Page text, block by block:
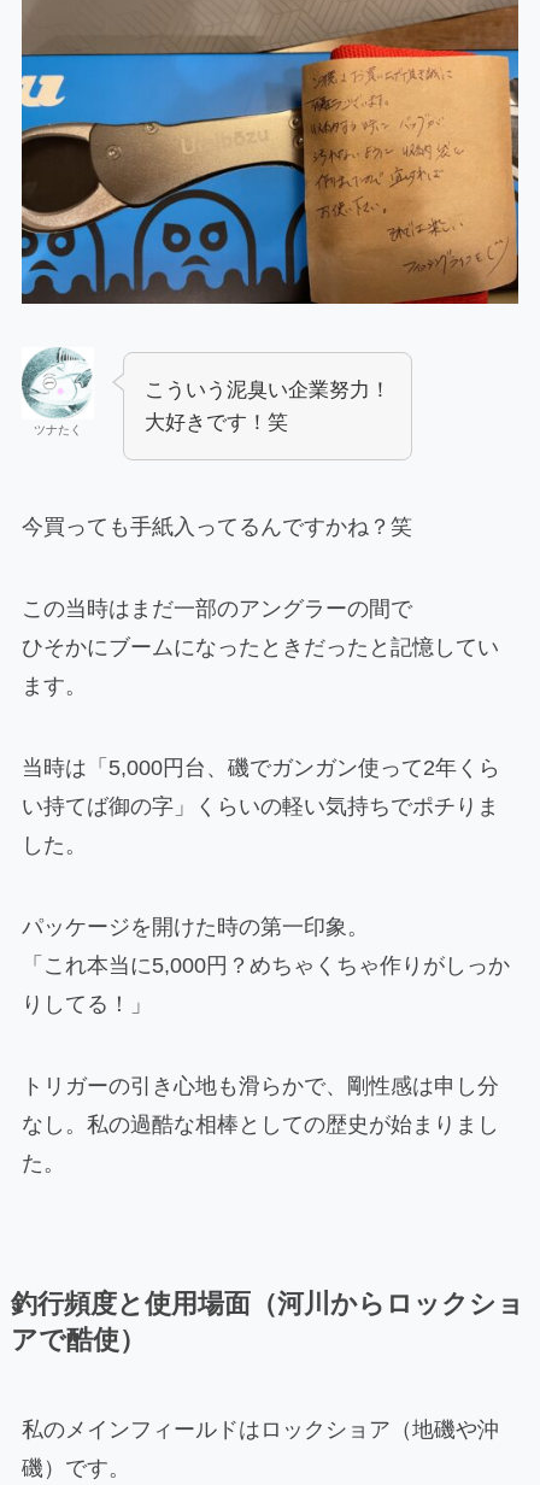
ツナたく
こういう泥臭い企業努力！
大好きです！笑
今買っても手紙入ってるんですかね？笑
この当時はまだ一部のアングラーの間で
ひそかにブームになったときだったと記憶してい
ます。
当時は「5,000円台、磯でガンガン使って2年くら
い持てば御の字」くらいの軽い気持ちでポチりま
した。
パッケージを開けた時の第一印象。
「これ本当に5,000円？めちゃくちゃ作りがしっか
りしてる！」
トリガーの引き心地も滑らかで、剛性感は申し分
なし。私の過酷な相棒としての歴史が始まりまし
た。
釣行頻度と使用場面（河川からロックショ
アで酷使）
私のメインフィールドはロックショア（地磯や沖
磯）です。